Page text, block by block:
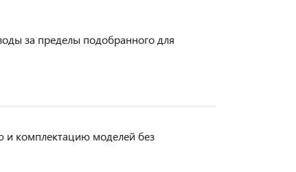
за пределы подобранного для
и комплектацию моделей без